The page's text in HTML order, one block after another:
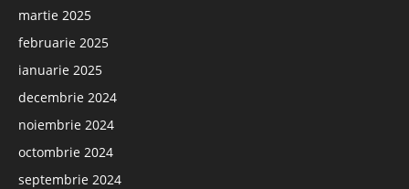
martie 2025
februarie 2025
ianuarie 2025
decembrie 2024
noiembrie 2024
octombrie 2024
septembrie 2024